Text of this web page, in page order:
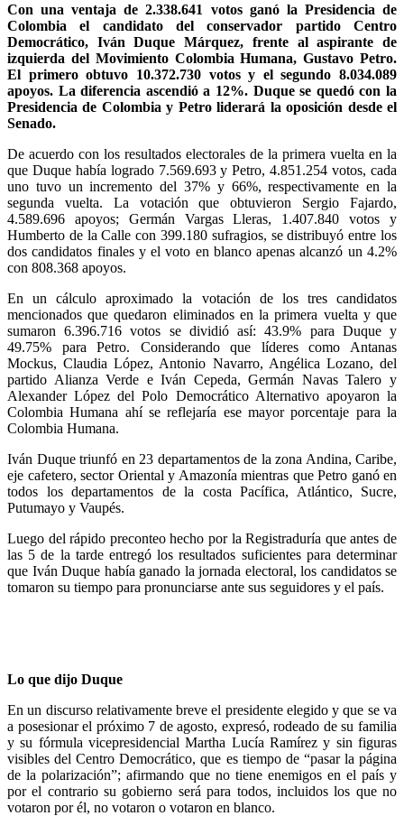
Con una ventaja de 2.338.641 votos ganó la Presidencia de
Colombia el candidato del conservador partido Centro
Democrático, Iván Duque Márquez, frente al aspirante de
izquierda del Movimiento Colombia Humana, Gustavo Petro.
El primero obtuvo 10.372.730 votos y el segundo 8.034.089
apoyos. La diferencia ascendió a 12%. Duque se quedó con la
Presidencia de Colombia y Petro liderará la oposición desde el
Senado.
De acuerdo con los resultados electorales de la primera vuelta en la
que Duque había logrado 7.569.693 y Petro, 4.851.254 votos, cada
uno tuvo un incremento del 37% y 66%, respectivamente en la
segunda vuelta. La votación que obtuvieron Sergio Fajardo,
4.589.696 apoyos; Germán Vargas Lleras, 1.407.840 votos y
Humberto de la Calle con 399.180 sufragios, se distribuyó entre los
dos candidatos finales y el voto en blanco apenas alcanzó un 4.2%
con 808.368 apoyos.
En un cálculo aproximado la votación de los tres candidatos
mencionados que quedaron eliminados en la primera vuelta y que
sumaron 6.396.716 votos se dividió así: 43.9% para Duque y
49.75% para Petro. Considerando que líderes como Antanas
Mockus, Claudia López, Antonio Navarro, Angélica Lozano, del
partido Alianza Verde e Iván Cepeda, Germán Navas Talero y
Alexander López del Polo Democrático Alternativo apoyaron la
Colombia Humana ahí se reflejaría ese mayor porcentaje para la
Colombia Humana.
Iván Duque triunfó en 23 departamentos de la zona Andina, Caribe,
eje cafetero, sector Oriental y Amazonía mientras que Petro ganó en
todos los departamentos de la costa Pacífica, Atlántico, Sucre,
Putumayo y Vaupés.
Luego del rápido preconteo hecho por la Registraduría que antes de
las 5 de la tarde entregó los resultados suficientes para determinar
que Iván Duque había ganado la jornada electoral, los candidatos se
tomaron su tiempo para pronunciarse ante sus seguidores y el país.
Lo que dijo Duque
En un discurso relativamente breve el presidente elegido y que se va
a posesionar el próximo 7 de agosto, expresó, rodeado de su familia
y su fórmula vicepresidencial Martha Lucía Ramírez y sin figuras
visibles del Centro Democrático, que es tiempo de “pasar la página
de la polarización”; afirmando que no tiene enemigos en el país y
por el contrario su gobierno será para todos, incluidos los que no
votaron por él, no votaron o votaron en blanco.